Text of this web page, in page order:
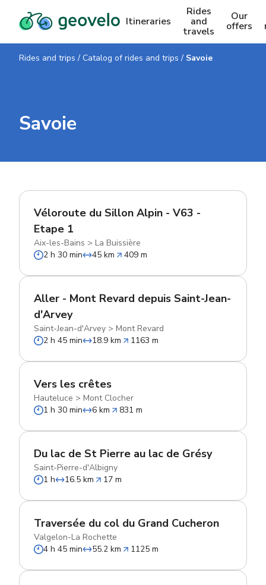
Itineraries
Rides
and
travels
Our
offers
Rides and trips / Catalog of rides and trips / Savoie
Savoie
Véloroute du Sillon Alpin - V63 -
Etape 1
Aix-les-Bains > La Buissière
2 h 30 min
45 km 409 m
Aller - Mont Revard depuis Saint-Jean-
d'Arvey
Saint-Jean-d'Arvey > Mont Revard
2 h 45 min
18.9 km 1163 m
Vers les crêtes
Hauteluce > Mont Clocher
1 h 30 min
6 km 831 m
Du lac de St Pierre au lac de Grésy
Saint-Pierre-d'Albigny
1 h
16.5 km 17 m
Traversée du col du Grand Cucheron
Valgelon-La Rochette
4 h 45 min
55.2 km 1125 m